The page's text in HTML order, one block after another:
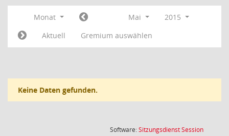
Monat Mai
2015
Aktuell
Gremium auswählen
Keine Daten gefunden.
Software:SitzungsdienstSession(Wird in